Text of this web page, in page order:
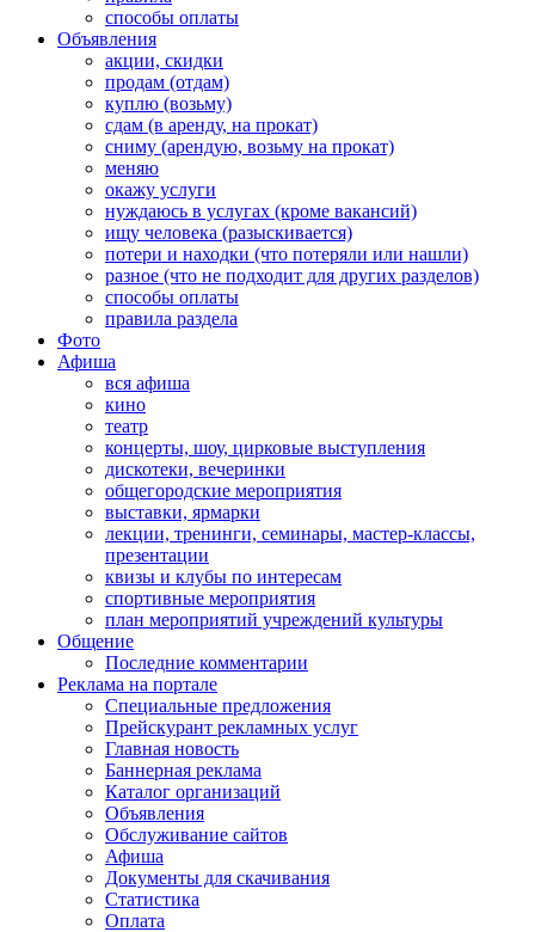
способы оплаты
Объявления
акции, скидки
продам (отдам)
куплю (возьму)
сдам (в аренду, на прокат)
сниму (арендую, возьму на прокат)
меняю
окажу услуги
нуждаюсь в услугах (кроме вакансий)
ищу человека (разыскивается)
потери и находки (что потеряли или нашли)
разное (что не подходит для других разделов)
способы оплаты
правила раздела
Фото
Афиша
вся афиша
кино
театр
концерты, шоу, цирковые выступления
дискотеки, вечеринки
общегородские мероприятия
выставки, ярмарки
лекции, тренинги, семинары, мастер-классы,
презентации
квизы и клубы по интересам
спортивные мероприятия
план мероприятий учреждений культуры
Общение
Последние комментарии
Реклама на портале
Специальные предложения
Прейскурант рекламных услуг
Главная новость
Баннерная реклама
Каталог организаций
Объявления
Обслуживание сайтов
Афиша
Документы для скачивания
Статистика
Оплата